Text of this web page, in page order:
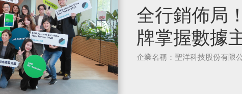
全行銷佈局
牌掌握數據
企業名稱：聖洋科技股份有限